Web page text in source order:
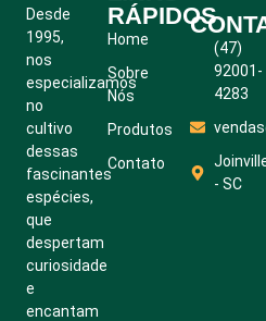
Desde
1995,
nos
especializamos
no
cultivo
dessas
fascinantes
espécies,
que
despertam
curiosidade
e
encantam
RÁPIDOS
Home
Sobre
Nós
Produtos
Contato
(47)
92001-
4283
- SC